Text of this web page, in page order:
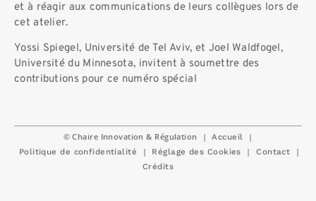
et à réagir aux communications de leurs collègues lors de
cet atelier.
Yossi Spiegel, Université de Tel Aviv, et Joel Waldfogel,
Université du Minnesota, invitent à soumettre des
contributions pour ce numéro spécial
© Chaire Innovation & Régulation | Accueil |
Politique de confidentialité | Réglage des Cookies | Contact |
Crédits